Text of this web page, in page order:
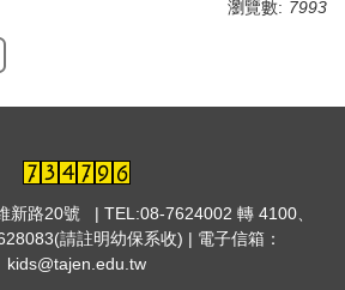
瀏覽數: 7993
新路20號 | TEL:08-7624002 轉 4100、
請註明幼保系收) | 電子信箱：
kids@tajen.edu.tw